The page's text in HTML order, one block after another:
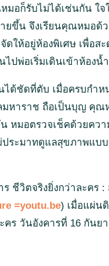
อก็รับไม่ได้เช่นกัน ใ
ขึ้น จึงเรียนคุณหมอด้
ให้อยู่ห้องพิเศษ เพื่อ
ปพ่อเริ่มเดินเข้าห้องน้
ด้ชัดที่ตับ เมื่อครบกำ
มหาราช ถือเป็นบุญ
มอตรวจเช็คด้วยควา
ประมาทดูแลสุขภาพแ
ชีวิตจริงยิ่งกว่าละคร :
=youtu.be) เมื่อแผ่น
ร วันอังคารที่ 16 กันย